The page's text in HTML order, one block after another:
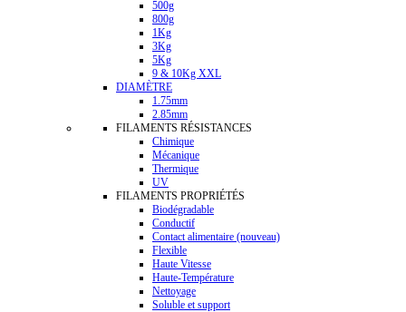
500g
800g
1Kg
3Kg
5Kg
9 & 10Kg XXL
DIAMÈTRE
1.75mm
2.85mm
FILAMENTS RÉSISTANCES
Chimique
Mécanique
Thermique
UV
FILAMENTS PROPRIÉTÉS
Biodégradable
Conductif
Contact alimentaire (nouveau)
Flexible
Haute Vitesse
Haute-Température
Nettoyage
Soluble et support